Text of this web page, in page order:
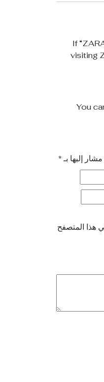
If
visiting
You
إليها بـ*
هذا المتصفح